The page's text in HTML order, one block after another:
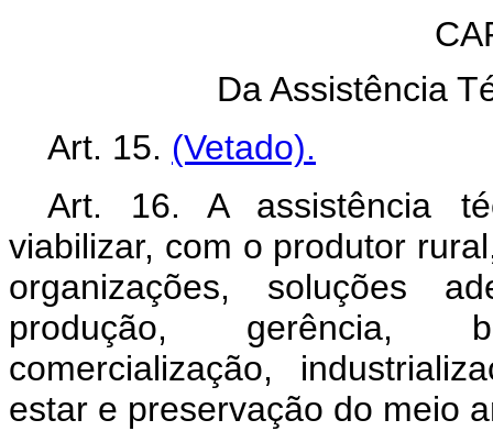
Da Assistência
Art. 15. (Vetado).
Art. 16. A assistência
viabilizar, com o produtor
organizações, soluções
produção, gerência,
comercialização,
estar e preservação do meio